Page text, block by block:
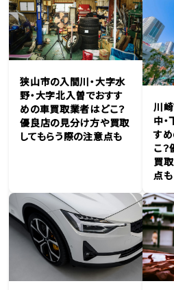
狭山市の入間川・大字水
野・大字北入曽でおすす
めの車買取業者はどこ？
優良店の見分け方や買取
してもらう際の注意点も
川
中
す
こ
買
点も